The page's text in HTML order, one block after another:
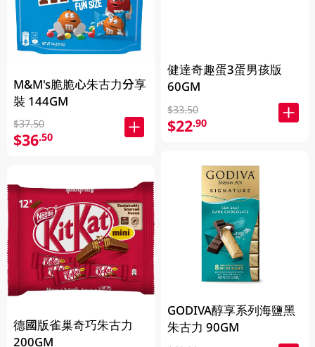
M&M's脆脆心朱古力分享
裝 144GM
$37.50
$36.50
德國版雀巢奇巧朱古力
200GM
健達奇趣蛋3蛋男孩版
60GM
$33.50
$22.90
GODIVA醇享系列海鹽黑
朱古力 90GM